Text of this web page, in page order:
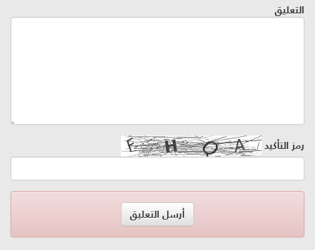
التعليق
رمز التأكيد